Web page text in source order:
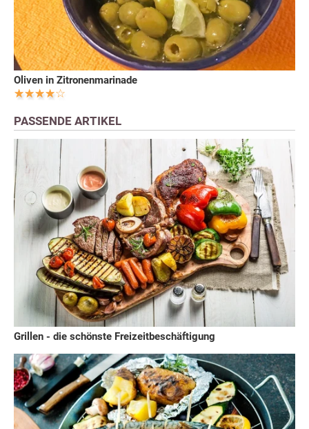
Oliven in Zitronenmarinade
PASSENDE ARTIKEL
Grillen - die schönste Freizeitbeschäftigung